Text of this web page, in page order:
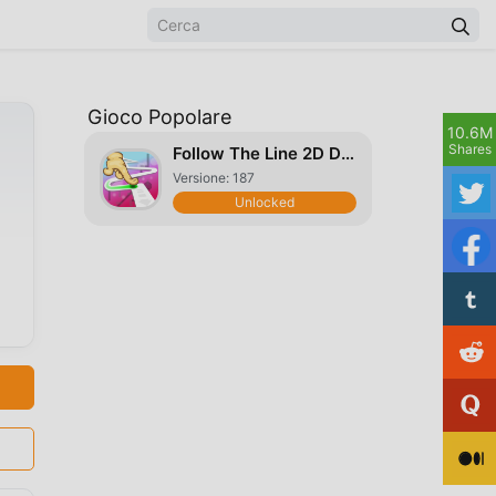
Gioco Popolare
Follow The Line 2D Deluxe
Versione: 187
Unlocked
10.6M
Shares